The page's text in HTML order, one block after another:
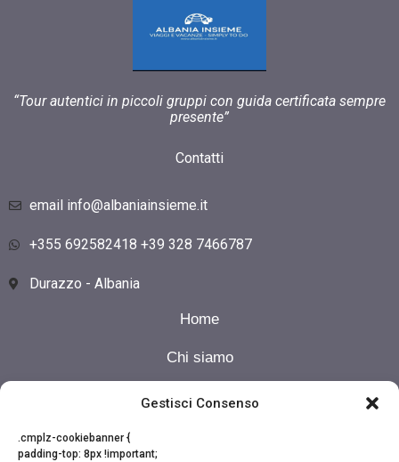
Gestisci Consenso
.cmplz-cookiebanner {
padding-top: 8px !important;
“Tour autentici in piccoli gruppi con guida certificata sempre
presente”
Contatti
email info@albaniainsieme.it
+355 692582418 +39 328 7466787
Durazzo - Albania
Home
Chi siamo
I nostri Tour